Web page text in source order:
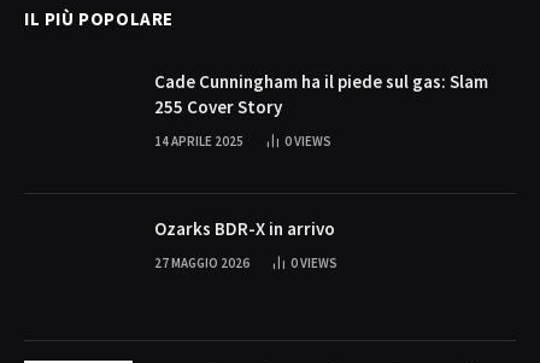
IL PIÙ POPOLARE
Cade Cunningham ha il piede sul gas: Slam
255 Cover Story
14 APRILE 2025 0VIEWS
Ozarks BDR-X in arrivo
27 MAGGIO 2026 0VIEWS